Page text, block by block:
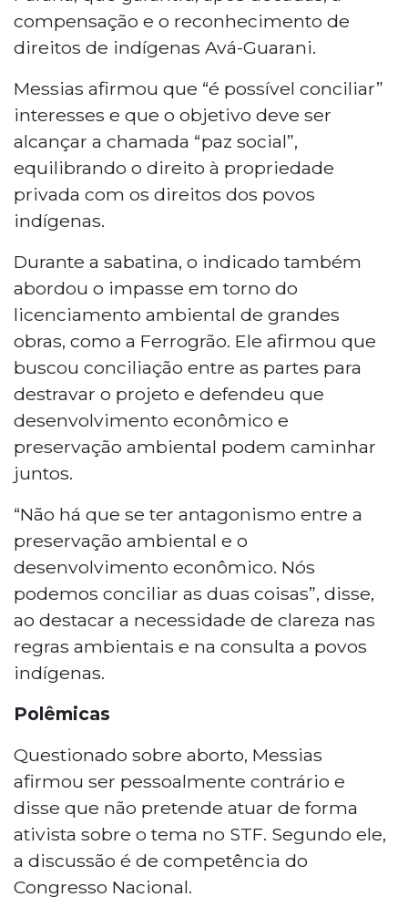
compensação e o reconhecimento de
direitos de indígenas Avá-Guarani.
Messias afirmou que “é possível conciliar”
interesses e que o objetivo deve ser
alcançar a chamada “paz social”,
equilibrando o direito à propriedade
privada com os direitos dos povos
indígenas.
Durante a sabatina, o indicado também
abordou o impasse em torno do
licenciamento ambiental de grandes
obras, como a Ferrogrão. Ele afirmou que
buscou conciliação entre as partes para
destravar o projeto e defendeu que
desenvolvimento econômico e
preservação ambiental podem caminhar
juntos.
“Não há que se ter antagonismo entre a
preservação ambiental e o
desenvolvimento econômico. Nós
podemos conciliar as duas coisas”, disse,
ao destacar a necessidade de clareza nas
regras ambientais e na consulta a povos
indígenas.
Polêmicas
Questionado sobre aborto, Messias
afirmou ser pessoalmente contrário e
disse que não pretende atuar de forma
ativista sobre o tema no STF. Segundo ele,
a discussão é de competência do
Congresso Nacional.